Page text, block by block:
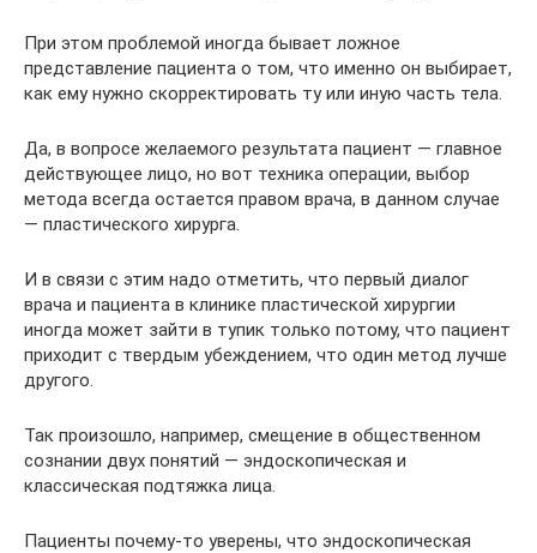
При этом проблемой иногда бывает ложное
представление пациента о том, что именно он выбирает,
как ему нужно скорректировать ту или иную часть тела.
Да, в вопросе желаемого результата пациент — главное
действующее лицо, но вот техника операции, выбор
метода всегда остается правом врача, в данном случае
— пластического хирурга.
И в связи с этим надо отметить, что первый диалог
врача и пациента в клинике пластической хирургии
иногда может зайти в тупик только потому, что пациент
приходит с твердым убеждением, что один метод лучше
другого.
Так произошло, например, смещение в общественном
сознании двух понятий — эндоскопическая и
классическая подтяжка лица.
Пациенты почему-то уверены, что эндоскопическая